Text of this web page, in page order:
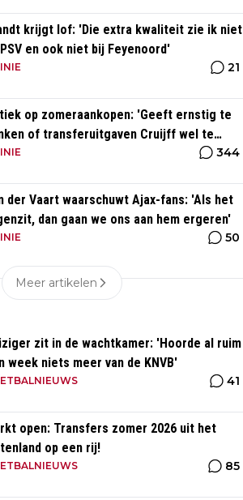
krijgt lof: 'Die extra kwaliteit zie ik niet
en ook niet bij Feyenoord'
21
op zomeraankopen: 'Geeft ernstig te
of transferuitgaven Cruijff wel te
zijn'
344
der Vaart waarschuwt Ajax-fans: 'Als het
dan gaan we ons aan hem ergeren'
50
Meer artikelen
zit in de wachtkamer: 'Hoorde al ruim
week niets meer van de KNVB'
41
open: Transfers zomer 2026 uit het
op een rij!
85